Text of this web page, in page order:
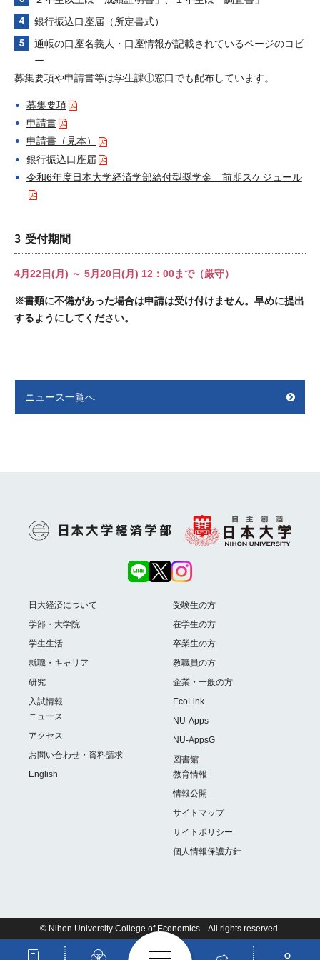
銀行振込口座届（所定書式）
通帳の口座名義人・口座情報が記載されているページのコピ
ー
募集要項や申請書等は学生課①窓口でも配布しています。
募集要項
申請書
申請書（見本）
銀行振込口座届
令和6年度日本大学経済学部給付型奨学金 前期スケジュール
受付期間
4月22日(月) ～ 5月20日(月) 12：00まで（厳守）
※書類に不備があった場合は申請は受け付けません。早めに提出
するようにしてください。
ニュース一覧へ
日大経済について
学部・大学院
学生生活
就職・キャリア
研究
入試情報
ニュース
アクセス
お問い合わせ・資料請求
English
受験生の方
在学生の方
卒業生の方
教職員の方
企業・一般の方
EcoLink
NU-Apps
NU-AppsG
図書館
教育情報
情報公開
サイトマップ
サイトポリシー
個人情報保護方針
© Nihon University College of Economics All rights reserved.